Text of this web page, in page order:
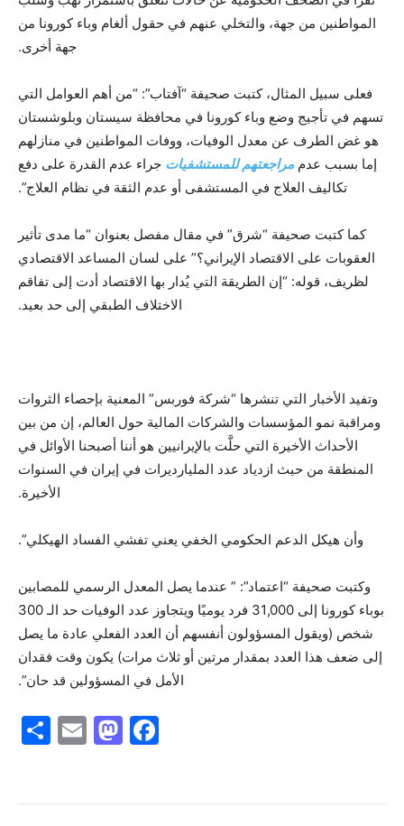
المواطنين من جهة، والتخلي عنهم في حقول ألغام وباء كورونا من
جهة أخرى.
فعلى سبيل المثال، كتبت صحيفة “آفتاب”: “من أهم العوامل التي
تسهم في تأجيج وضع وباء كورونا في محافظة سيستان وبلوشستان
هو غض الطرف عن معدل الوفيات، ووفات المواطنين في منازلهم
إما بسبب عدم مراجعتهم للمستشفيات جراء عدم القدرة على دفع
تكاليف العلاج في المستشفى أو عدم الثقة في نظام العلاج”.
كما كتبت صحيفة “شرق” في مقال مفصل بعنوان “ما مدى تأثير
العقوبات على الاقتصاد الإيراني؟” على لسان المساعد الاقتصادي
لظريف، قوله: “إن الطريقة التي يُدار بها الاقتصاد أدت إلى تفاقم
الاختلاف الطبقي إلى حد بعيد.
وتفيد الأخبار التي تنشرها “شركة فوربس” المعنية بإحصاء الثروات
ومراقبة نمو المؤسسات والشركات المالية حول العالم، إن من بين
الأحداث الأخيرة التي حلَّت بالإيرانيين هو أننا أصبحنا الأوائل في
المنطقة من حيث ازدياد عدد المليارديرات في إيران في السنوات
الأخيرة.
وأن هيكل الدعم الحكومي الخفي يعني تفشي الفساد الهيكلي”.
وكتبت صحيفة “اعتماد”: ” عندما يصل المعدل الرسمي للمصابين
بوباء كورونا إلى 31,000 فرد يوميًا ويتجاوز عدد الوفيات حد الـ 300
شخص (ويقول المسؤولون أنفسهم أن العدد الفعلي عادة ما يصل
إلى ضعف هذا العدد بمقدار مرتين أو ثلاث مرات) يكون وقت فقدان
الأمل في المسؤولين قد حان”.
F
M
E